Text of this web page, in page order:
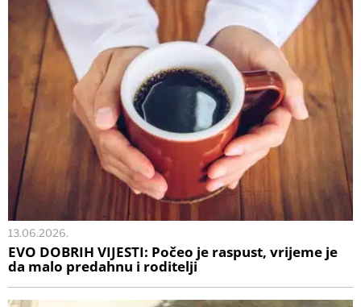
13.06.2026.
EVO DOBRIH VIJESTI: Počeo je raspust, vrijeme je
da malo predahnu i roditelji